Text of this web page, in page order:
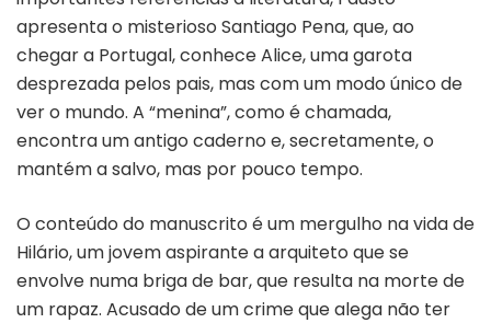
apresenta o misterioso Santiago Pena, que, ao
chegar a Portugal, conhece Alice, uma garota
desprezada pelos pais, mas com um modo único de
ver o mundo. A “menina”, como é chamada,
encontra um antigo caderno e, secretamente, o
mantém a salvo, mas por pouco tempo.
O conteúdo do manuscrito é um mergulho na vida de
Hilário, um jovem aspirante a arquiteto que se
envolve numa briga de bar, que resulta na morte de
um rapaz. Acusado de um crime que alega não ter